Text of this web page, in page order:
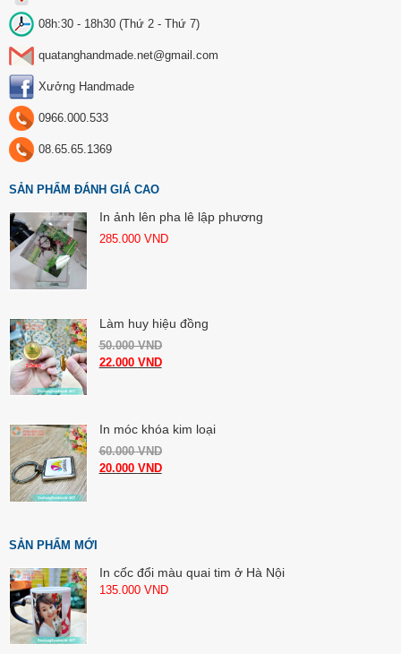
08h:30 - 18h30 (Thứ 2 - Thứ 7)
quatanghandmade.net@gmail.com
Xưởng Handmade
0966.000.533
08.65.65.1369
SẢN PHẨM ĐÁNH GIÁ CAO
In ảnh lên pha lê lập phương
285.000 VND
Làm huy hiệu đồng
50.000VND
22.000 VND
In móc khóa kim loại
60.000VND
20.000 VND
SẢN PHẨM MỚI
In cốc đổi màu quai tim ở Hà Nội
135.000 VND